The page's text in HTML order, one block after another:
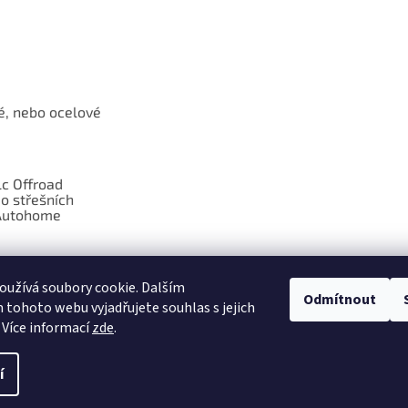
soubory cookie. Dalším
tohoto webu vyjadřujete souhlas s jejich
informacízde.
Odmítnout
nebo ocelové
Offroad
střešních